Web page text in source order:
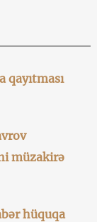
müzakirə
hüquqa